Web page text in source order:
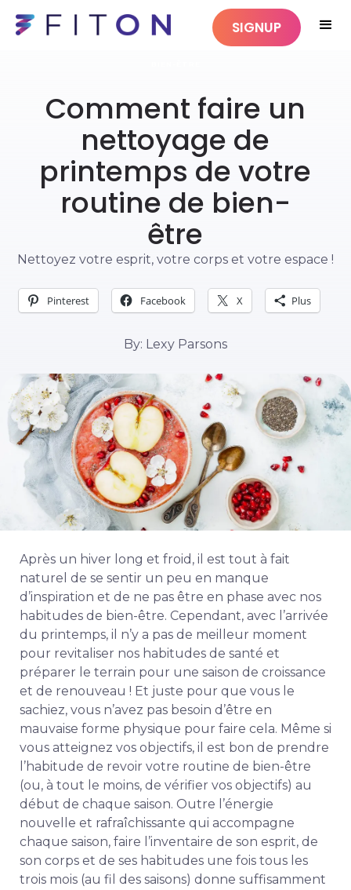
SIGNUP
Comment faire un
nettoyage de
printemps de votre
routine de bien-
être
Nettoyez votre esprit, votre corps et votre espace !
Pinterest Facebook X Plus
By: Lexy Parsons
Après un hiver long et froid, il est tout à fait
naturel de se sentir un peu en manque
d’inspiration et de ne pas être en phase avec nos
habitudes de bien-être. Cependant, avec l’arrivée
du printemps, il n’y a pas de meilleur moment
pour revitaliser nos habitudes de santé et
préparer le terrain pour une saison de croissance
et de renouveau ! Et juste pour que vous le
sachiez, vous n’avez pas besoin d’être en
mauvaise forme physique pour faire cela. Même si
vous atteignez vos objectifs, il est bon de prendre
l’habitude de revoir votre routine de bien-être
(ou, à tout le moins, de vérifier vos objectifs) au
début de chaque saison. Outre l’énergie
nouvelle et rafraîchissante qui accompagne
chaque saison, faire l’inventaire de son esprit, de
son corps et de ses habitudes une fois tous les
trois mois (au fil des saisons) donne suffisamment